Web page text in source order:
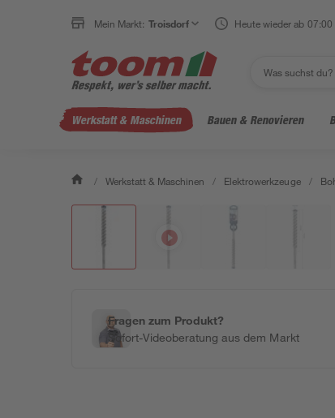
Mein Markt: Troisdorf Heute wieder ab
Werkstatt & Maschinen Bauen & Renovieren
/ Werkstatt & Maschinen / Elektrowerkzeuge /
Fragen zum Produkt?
Sofort-Videoberatung aus dem Markt